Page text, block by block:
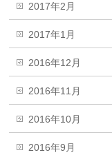
2017年2月
2017年1月
2016年12月
2016年11月
2016年10月
2016年9月